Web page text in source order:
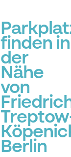
finden in
der
Nähe
von
Berlin